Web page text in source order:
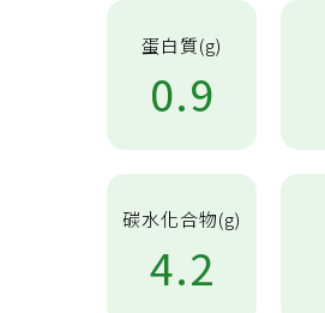
蛋白質(g)
0.9
碳水化合物(g)
4.2